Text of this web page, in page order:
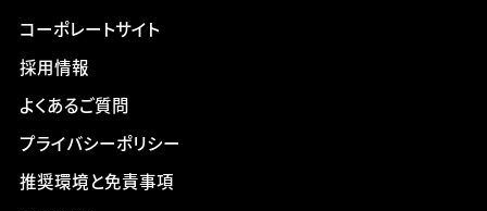
コーポレートサイト
採用情報
よくあるご質問
プライバシーポリシー
推奨環境と免責事項